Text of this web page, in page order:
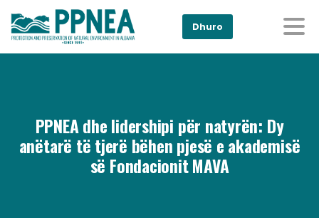
Dhuro
PPNEA dhe lidershipi për natyrën: Dy
anëtarë të tjerë bëhen pjesë e akademisë
së Fondacionit MAVA